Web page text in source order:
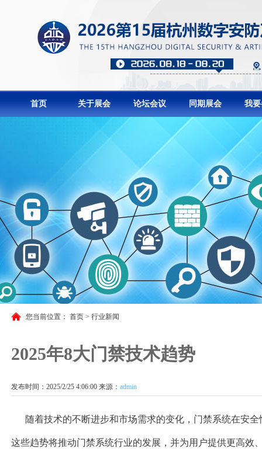
首页 关于展会 论坛会议 同期展会 我
您当前位置： 首页 > 行业新闻
2025年8大门禁技术趋势
发布时间：2025/2/25 4:06:00 来源： admin
随着技术的不断进步和市场需求的变化，门禁系统在安
这些趋势将推动门禁系统行业的发展，并为用户提供更高效